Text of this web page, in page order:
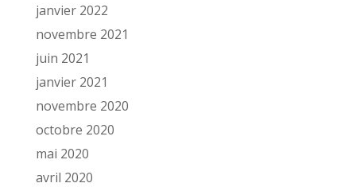
janvier 2022
novembre 2021
juin 2021
janvier 2021
novembre 2020
octobre 2020
mai 2020
avril 2020